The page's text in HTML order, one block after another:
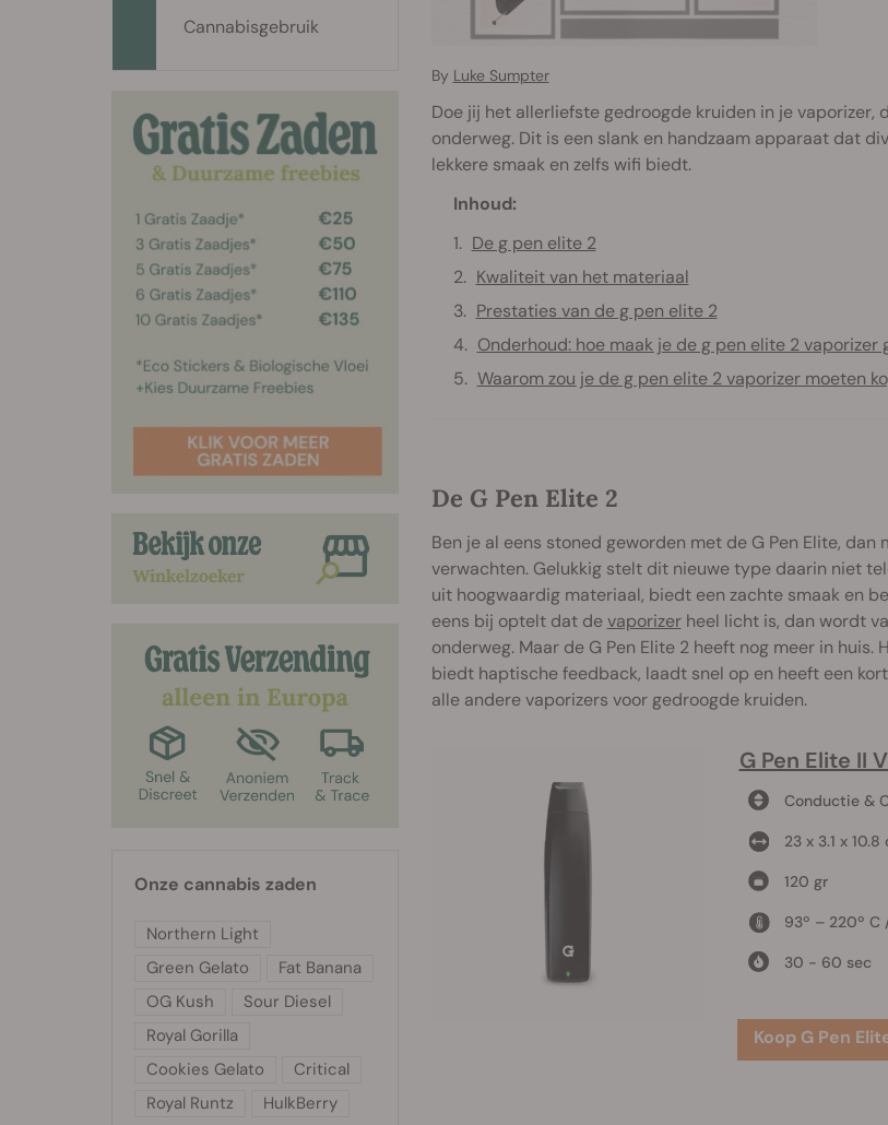
By Luke Sumpter
Doe jij het allerliefste gedroogde kruiden in je vaporizer,
onderweg. Dit is een slank en handzaam apparaat dat
lekkere smaak en zelfs wifi biedt.
Inhoud:
De g pen elite 2
Kwaliteit van het materiaal
Prestaties van de g pen elite 2
Onderhoud: hoe maak je de g pen elite 2 vaporizer
Waarom zou je de g pen elite 2 vaporizer moeten
De G Pen Elite 2
Ben je al eens stoned geworden met de G Pen Elite,
verwachten. Gelukkig stelt dit nieuwe type daarin niet
uit hoogwaardig materiaal, biedt een zachte smaak en
eens bij optelt dat devaporizerheel licht is, dan wordt
onderweg. Maar de G Pen Elite 2 heeft nog meer in
biedt haptische feedback, laadt snel op en heeft een
alle andere vaporizers voor gedroogde kruiden.
G Pen Elite II
Conductie &
23 x 3.1 x 10.8
120 gr
93º – 220º C
30 - 60 sec
Koop G Pen
Cannabisgebruik
Onze cannabis zaden
Northern Light
Green Gelato
Fat Banana
OG Kush
Sour Diesel
Royal Gorilla
Cookies Gelato
Critical
Royal Runtz
HulkBerry